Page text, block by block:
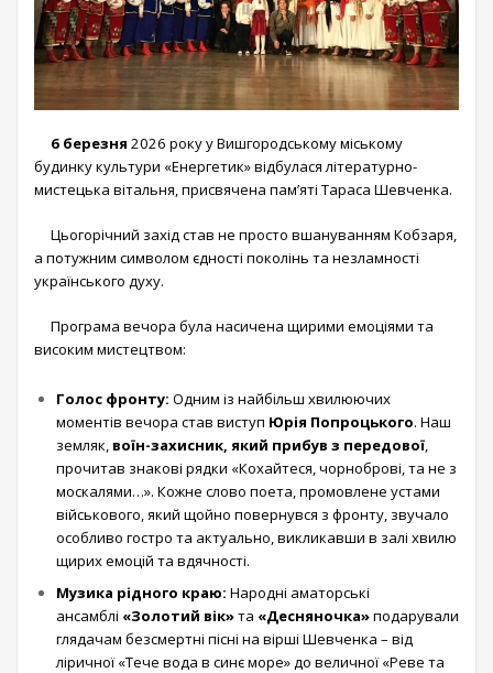
6 березня 2026 року у Вишгородському міському
будинку культури «Енергетик» відбулася літературно-
мистецька вітальня, присвячена пам’яті Тараса Шевченка.
Цьогорічний захід став не просто вшануванням Кобзаря,
а потужним символом єдності поколінь та незламності
українського духу.
Програма вечора була насичена щирими емоціями та
високим мистецтвом:
Голос фронту: Одним із найбільш хвилюючих
моментів вечора став виступ Юрія Попроцького. Наш
земляк, воїн-захисник, який прибув з передової,
прочитав знакові рядки «Кохайтеся, чорноброві, та не з
москалями…». Кожне слово поета, промовлене устами
військового, який щойно повернувся з фронту, звучало
особливо гостро та актуально, викликавши в залі хвилю
щирих емоцій та вдячності.
Музика рідного краю: Народні аматорські
ансамблі «Золотий вік»та «Десняночка»подарували
глядачам безсмертні пісні на вірші Шевченка – від
ліричної «Тече вода в синє море» до величної «Реве та